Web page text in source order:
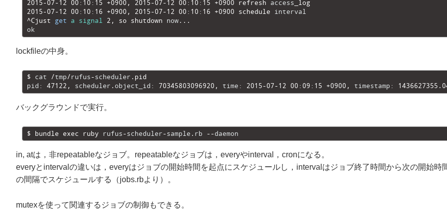
2015- 07- 12 00 : 10 : 15 +0900 , 2015- 07- 12 00 : 10 : 15 +0900 refresh access
log
2015- 07- 12 00 : 10 : 16 +0900 , 2015- 07- 12 00 : 10 : 16 +0900 schedule interval
^Cjust get a signal 2 , so shutdown now. . .
ok
lockfileの中身。
$ cat /tmp/rufus- scheduler . pid
pid : 47122 , scheduler . object_id : 70345803096920 , time : 2015- 07- 12 00 : 09 : 15 +0900 , timestamp :
バックグラウンドで実行。
$ bundle exec ruby rufus- scheduler- sample . rb -- daemon
in, atは，非repeatableなジョブ。repeatableなジョブは，everyやinterval，cronになる。
everyとintervalの違いは，everyはジョブの開始時間を起点にスケジュールし，intervalはジョブ終了時間から次の開始時
の間隔でスケジュールする（jobs.rbより）。
mutexを使って関連するジョブの制御もできる。